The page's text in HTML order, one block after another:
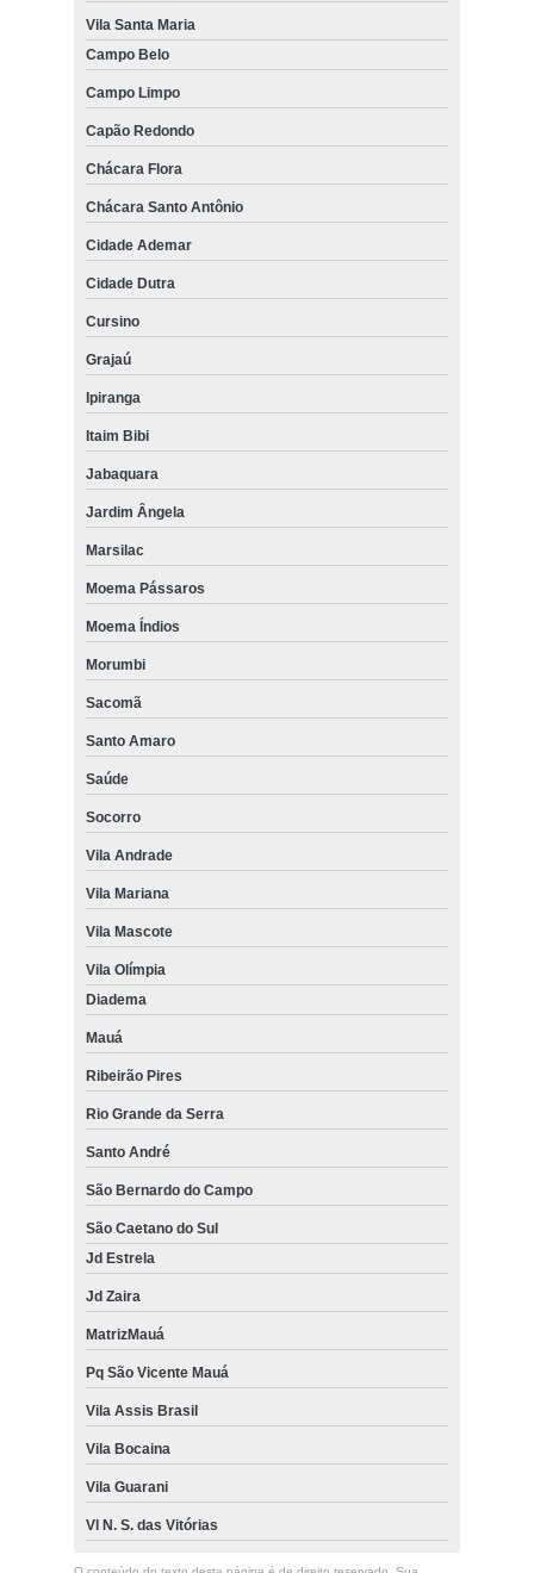
Vila Santa Maria
Campo Belo
Campo Limpo
Capão Redondo
Chácara Flora
Chácara Santo Antônio
Cidade Ademar
Cidade Dutra
Cursino
Grajaú
Ipiranga
Itaim Bibi
Jabaquara
Jardim Ângela
Marsilac
Moema Pássaros
Moema Índios
Morumbi
Sacomã
Santo Amaro
Saúde
Socorro
Vila Andrade
Vila Mariana
Vila Mascote
Vila Olímpia
Diadema
Mauá
Ribeirão Pires
Rio Grande da Serra
Santo André
São Bernardo do Campo
São Caetano do Sul
Jd Estrela
Jd Zaira
MatrizMauá
Pq São Vicente Mauá
Vila Assis Brasil
Vila Bocaina
Vila Guarani
Vl N. S. das Vitórias